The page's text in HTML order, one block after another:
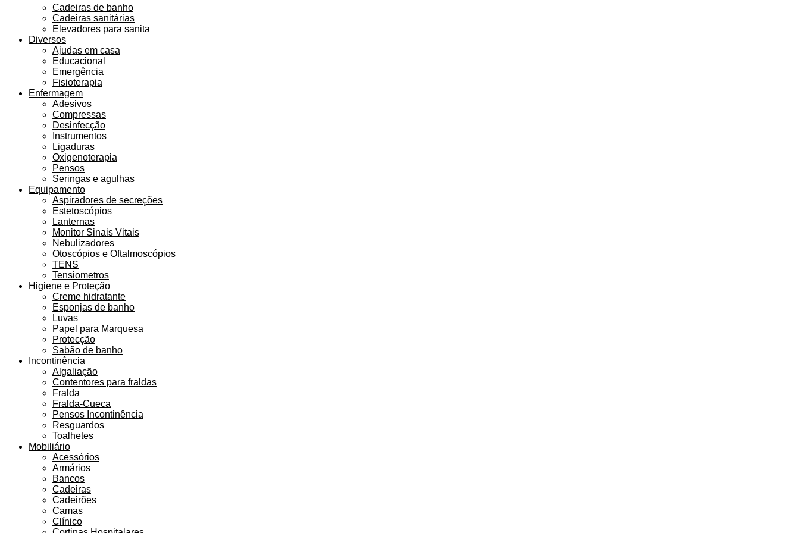
Cadeiras de banho
Cadeiras sanitárias
Elevadores para sanita
Diversos
Ajudas em casa
Educacional
Emergência
Fisioterapia
Enfermagem
Adesivos
Compressas
Desinfecção
Instrumentos
Ligaduras
Oxigenoterapia
Pensos
Seringas e agulhas
Equipamento
Aspiradores de secreções
Estetoscópios
Lanternas
Monitor Sinais Vitais
Nebulizadores
Otoscópios e Oftalmoscópios
TENS
Tensiometros
Higiene e Proteção
Creme hidratante
Esponjas de banho
Luvas
Papel para Marquesa
Protecção
Sabão de banho
Incontinência
Algaliação
Contentores para fraldas
Fralda
Fralda-Cueca
Pensos Incontinência
Resguardos
Toalhetes
Mobiliário
Acessórios
Armários
Bancos
Cadeiras
Cadeirões
Camas
Clínico